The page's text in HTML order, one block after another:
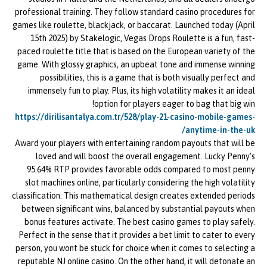
professional training. They follow standard casino procedures for
games like roulette, blackjack, or baccarat. Launched today (April
15th 2025) by Stakelogic, Vegas Drops Roulette is a fun, fast-
paced roulette title that is based on the European variety of the
game. With glossy graphics, an upbeat tone and immense winning
possibilities, this is a game that is both visually perfect and
immensely fun to play. Plus, its high volatility makes it an ideal
option for players eager to bag that big win!
https://dirilisantalya.com.tr/528/play-21-casino-mobile-games-
anytime-in-the-uk/
Award your players with entertaining random payouts that will be
loved and will boost the overall engagement. Lucky Penny’s
95.64% RTP provides favorable odds compared to most penny
slot machines online, particularly considering the high volatility
classification. This mathematical design creates extended periods
between significant wins, balanced by substantial payouts when
bonus features activate. The best casino games to play safely.
Perfect in the sense that it provides a bet limit to cater to every
person, you wont be stuck for choice when it comes to selecting a
reputable NJ online casino. On the other hand, it will detonate an